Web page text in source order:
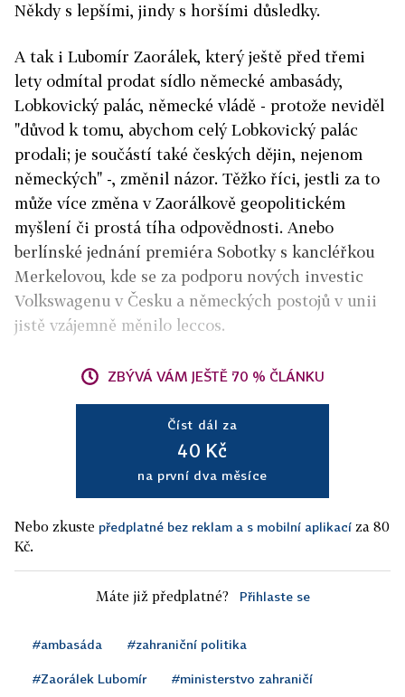
Někdy s lepšími, jindy s horšími důsledky.
A tak i Lubomír Zaorálek, který ještě před třemi
lety odmítal prodat sídlo německé ambasády,
Lobkovický palác, německé vládě - protože neviděl
"důvod k tomu, abychom celý Lobkovický palác
prodali; je součástí také českých dějin, nejenom
německých" -, změnil názor. Těžko říci, jestli za to
může více změna v Zaorálkově geopolitickém
myšlení či prostá tíha odpovědnosti. Anebo
berlínské jednání premiéra Sobotky s kancléřkou
Merkelovou, kde se za podporu nových investic
Volkswagenu v Česku a německých postojů v unii
jistě vzájemně měnilo leccos.
ZBÝVÁ VÁM JEŠTĚ 70 % ČLÁNKU
Číst dál za
40 Kč
na první dva měsíce
Nebo zkuste předplatné bez reklam a s mobilní aplikací za 80
Kč.
Máte již předplatné? Přihlaste se
#ambasáda #zahraniční politika
#Zaorálek Lubomír #ministerstvo zahraničí